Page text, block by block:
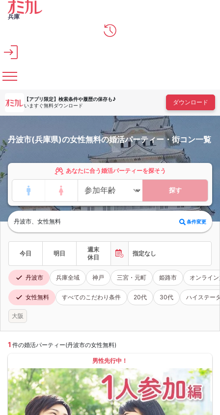
メインコンテンツへスキップ
兵庫
【アプリ限定】 検索条件や履歴の保存も♪
いますぐ無料ダウンロード
ダウンロード
丹波市(兵庫県)の女性無料の婚活パーティー・街コン一覧
あなたに合う婚活パーティーを探そう
探す
丹波市、女性無料 条件変更
今日 明日
週末
休日
指定なし
丹波市 兵庫全域 神戸 三宮・元町 姫路市 オンライ
女性無料 すべてのこだわり条件 20代 30代 ハイステー
大阪
1 件の婚活パーティー(丹波市の女性無料)
男性先行中！